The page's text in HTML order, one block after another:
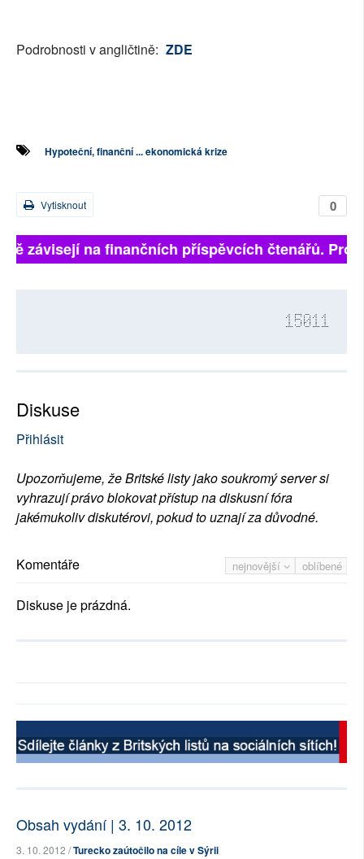
Podrobnosti v angličtině: ZDE
Hypoteční, finanční ... ekonomická krize
0
Vytisknout
závisejí na finančních příspěvcích čtenářů.
15011
Diskuse
Přihlásit
Upozorňujeme, že Britské listy jako soukromý server si
vyhrazují právo blokovat přístup na diskusní fóra
jakémukoliv diskutérovi, pokud to uznají za důvodné.
nejnovější oblíbené
Komentáře
Diskuse je prázdná.
Obsah vydání | 3. 10. 2012
3. 10. 2012 /Turecko zaútočilo na cíle v Sýrii